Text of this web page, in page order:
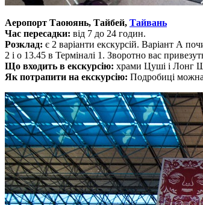
Аеропорт Таоюянь, Тайбей, Тайвань
Час пересадки: від 7 до 24 годин.
Розклад: є 2 варіанти екскурсій. Варіант А
2 і о 13.45 в Терміналі 1. Зворотно вас
Що входить в екскурсію: храми Цуші і Лонг
Як потрапити на екскурсію: Подробиці можна